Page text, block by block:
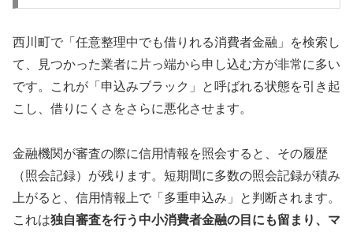
西川町で「任意整理中でも借りれる消費者金融」を検索し
て、見つかった業者に片っ端から申し込む方が非常に多い
です。これが「申込みブラック」と呼ばれる状態を引き起
こし、借りにくさをさらに悪化させます。
金融機関が審査の際に信用情報を照会すると、その履歴
（照会記録）が残ります。短期間に多数の照会記録が積み
上がると、信用情報上で「多重申込み」と判断されます。
これは独自審査を行う中小消費者金融の目にも留まり、マ